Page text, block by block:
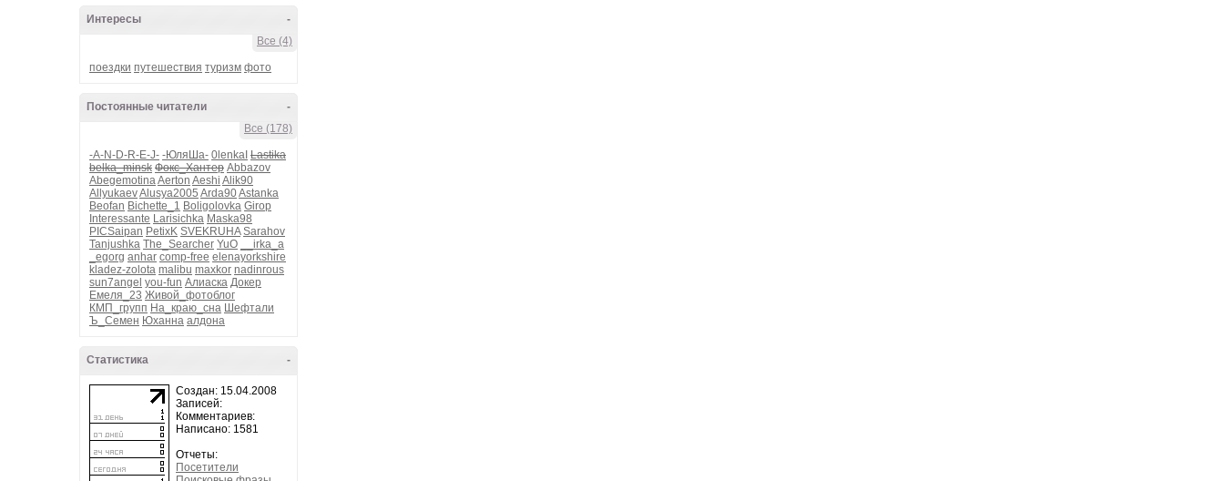
-
Интересы
Все (4)
поездки путешествия туризм фото
-
Постоянные читатели
Все (178)
-A-N-D-R-E-J- -ЮляШа- 0lenkaI Lastika
belka_minsk Фокс_Хантер Abbazov
AbegemotinaAerton Aeshi Alik90
AllyukaevAlusya2005 Arda90Astanka
Beofan Bichette_1 Boligolovka Girop
Interessante Larisichka Maska98
PICSaipan PetixK SVEKRUHA Sarahov
Tanjushka The_Searcher YuO
__irka_a
_egorg anhar comp-free elenayorkshire
kladez-zolota malibu maxkor nadinrous
sun7angel you-fun Алиаска Докер
Емеля_23 Живой_фотоблог
КМП_групп На_краю_сна Шефтали
Ъ_Семен Юханна алдона
-
Статистика
Создан: 15.04.2008
Записей:
Комментариев:
Написано: 1581
Отчеты:
Посетители